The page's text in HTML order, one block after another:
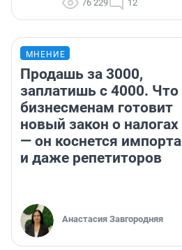
76 229 12
МНЕНИЕ
Продашь за 3000,
заплатишь с 4000. Что
бизнесменам готовит
новый закон о налогах
— он коснется импорта
и даже репетиторов
Анастасия Завгородняя